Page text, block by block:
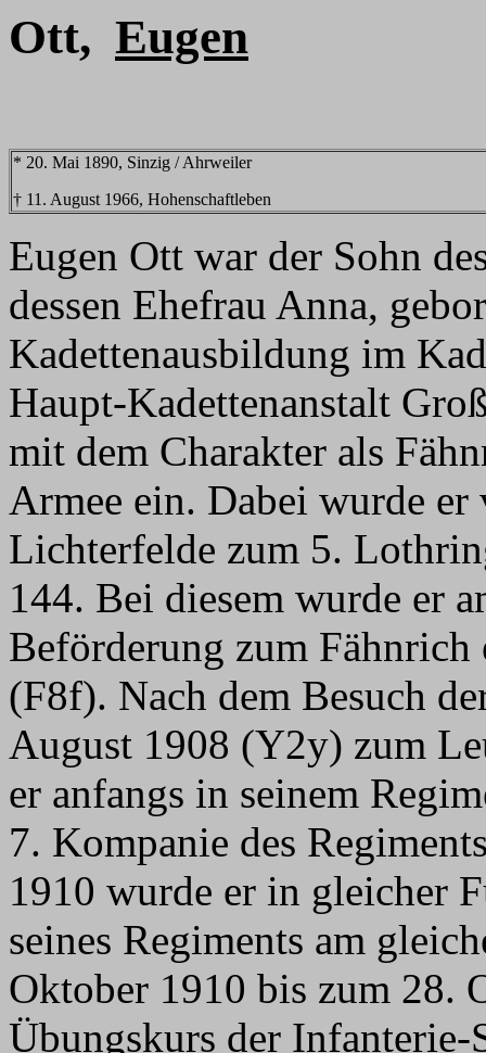
Ott, Eugen
* 20. Mai 1890, Sinzig / Ahrweiler
† 11. August 1966, Hohenschaftleben
Eugen Ott war der Sohn
dessen Ehefrau Anna,
Kadettenausbildung im
Haupt-Kadettenanstalt
mit dem Charakter als
Armee ein. Dabei wurde
Lichterfelde zum 5.
144. Bei diesem wurde er
Beförderung zum
(F8f). Nach dem Besuch
August 1908 (Y2y) zum
er anfangs in seinem
7. Kompanie des
1910 wurde er in gleicher
seines Regiments am
Oktober 1910 bis zum 28.
Übungskurs der